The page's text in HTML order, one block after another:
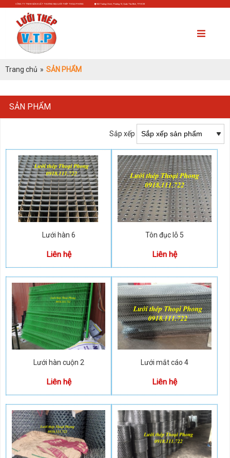
CÔNG TY TNHH SẢN XUẤT THƯƠNG MẠI LƯỚI THÉP THOẠI PHONG 552 Trường Chinh, Phường 13, Quận Tân Bình, TP.HCM
Trang chủ » SẢN PHẨM
SẢN PHẨM
Sắp xếp
Lưới hàn 6
Liên hệ
Tôn đục lỗ 5
Liên hệ
Lưới hàn cuộn 2
Liên hệ
Lưới mắt cáo 4
Liên hệ